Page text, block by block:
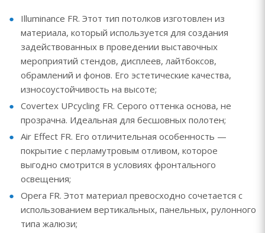
Illuminance FR. Этот тип потолков изготовлен из
материала, который используется для создания
задействованных в проведении выставочных
мероприятий стендов, дисплеев, лайтбоксов,
обрамлений и фонов. Его эстетические качества,
износоустойчивость на высоте;
Covertex UPcycling FR. Серого оттенка основа, не
прозрачна. Идеальная для бесшовных полотен;
Air Effect FR. Его отличительная особенность —
покрытие с перламутровым отливом, которое
выгодно смотрится в условиях фронтального
освещения;
Opera FR. Этот материал превосходно сочетается с
использованием вертикальных, панельных, рулонного
типа жалюзи;